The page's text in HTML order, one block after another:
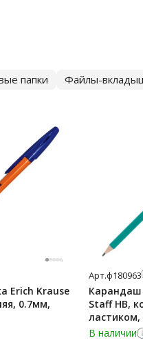
папки Файлы-
Erich Krause
0.7мм,
Арт.ф180963
Карандаш
Staff HB,
В наличии